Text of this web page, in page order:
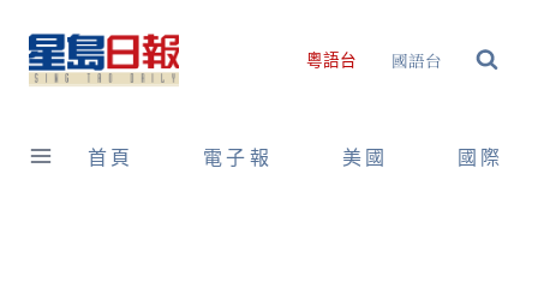
content
粵語台 國語台
首頁 電子報 美國 國際